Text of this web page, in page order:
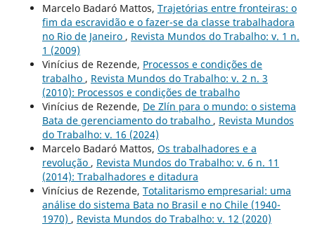
Marcelo Badaró Mattos, Trajetórias entre fronteiras: o
fim da escravidão e o fazer-se da classe trabalhadora
no Rio de Janeiro , Revista Mundos do Trabalho: v. 1 n.
1 (2009)
Vinícius de Rezende, Processos e condições de
trabalho , Revista Mundos do Trabalho: v. 2 n. 3
(2010): Processos e condições de trabalho
Vinícius de Rezende, De Zlín para o mundo: o sistema
Bata de gerenciamento do trabalho , Revista Mundos
do Trabalho: v. 16 (2024)
Marcelo Badaró Mattos, Os trabalhadores e a
revolução , Revista Mundos do Trabalho: v. 6 n. 11
(2014): Trabalhadores e ditadura
Vinícius de Rezende, Totalitarismo empresarial: uma
análise do sistema Bata no Brasil e no Chile (1940-
1970) , Revista Mundos do Trabalho: v. 12 (2020)